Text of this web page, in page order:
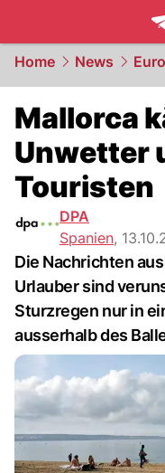
Home News
Mallorca
Unwetter
Touristen
DPA
Spanien,
Die Nachrichten
Urlauber sind
Sturzregen nur in
ausserhalb des